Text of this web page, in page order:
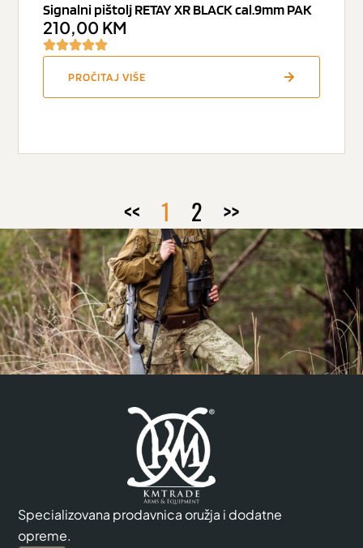
Signalni pištolj RETAY XR BLACK cal.9mm PAK
210,00 KM
PROČITAJ VIŠE
<< 1 2 >>
Specializovana prodavnica oružja i dodatne
opreme.